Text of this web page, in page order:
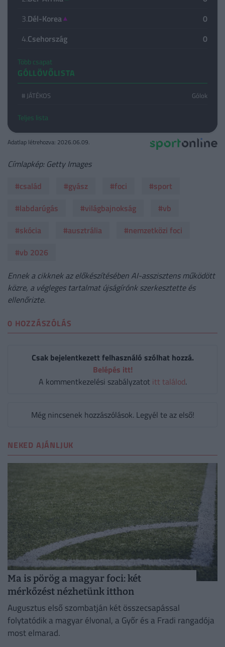
3.Dél-Korea▲
0
4.Csehország 0
Több csapat
GÓLLÖVŐLISTA
# JÁTÉKOS Gólok
Teljes lista
Adatlap létrehozva: 2026.06.09.
Címlapkép: Getty Images
#család
#gyász #foci
#sport
#labdarúgás
#világbajnokság
#vb
#skócia
#ausztrália
#nemzetközi foci
#vb 2026
Ennek a cikknek az előkészítésében AI-asszisztens működött
közre, a végleges tartalmat újságírónk szerkesztette és
ellenőrizte.
0 HOZZÁSZÓLÁS
Csak bejelentkezett felhasználó szólhat hozzá.
Belépés itt!
A kommentkezelési szabályzatot itt találod.
Még nincsenek hozzászólások. Legyél te az első!
NEKED AJÁNLJUK
Ma is pörög a magyar foci: két
mérkőzést nézhetünk itthon
Augusztus első szombatján két összecsapással
folytatódik a magyar élvonal, a Győr és a Fradi rangadója
most elmarad.